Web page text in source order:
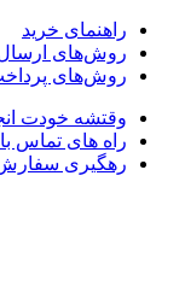
راهنمای خرید
روش‌های
روش‌های
وقتشه خودت
راه های تماس
رهگیری